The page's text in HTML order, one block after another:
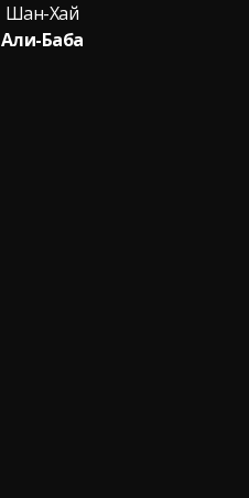
Шан-Хай
Али-Баба